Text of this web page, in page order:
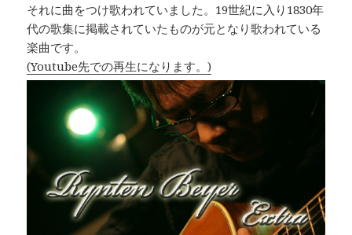
それに曲をつけ歌われていました。19世紀に入り1830年
代の歌集に掲載されていたものが元となり歌われている
楽曲です。
(Youtube先での再生になります。)